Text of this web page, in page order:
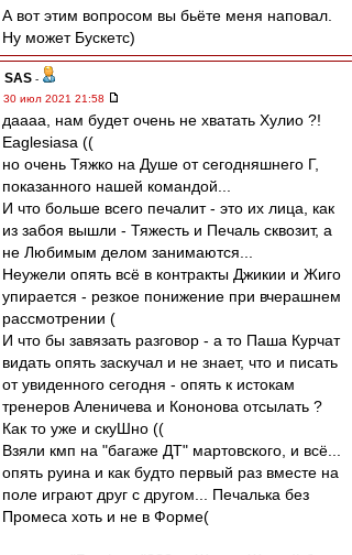
А вот этим вопросом вы бьёте меня наповал.
Ну может Бускетс)
SAS -
30 июл 2021 21:58
даааа, нам будет очень не хватать Хулио ?!
Eaglesiasа ((
но очень Тяжко на Душе от сегодняшнего Г,
показанного нашей командой...
И что больше всего печалит - это их лица, как
из забоя вышли - Тяжесть и Печаль сквозит, а
не Любимым делом занимаются...
Неужели опять всё в контракты Джикии и Жиго
упирается - резкое понижение при вчерашнем
рассмотрении (
И что бы завязать разговор - а то Паша Курчат
видать опять заскучал и не знает, что и писать
от увиденного сегодня - опять к истокам
тренеров Аленичева и Кононова отсылать ?
Как то уже и скуШно ((
Взяли кмп на "багаже ДТ" мартовского, и всё...
опять руина и как будто первый раз вместе на
поле играют друг с другом... Печалька без
Промеса хоть и не в Форме(